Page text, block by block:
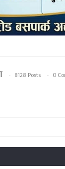
8128 Posts 0